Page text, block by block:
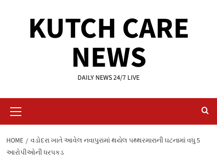
KUTCH CARE
NEWS
DAILY NEWS 24/7 LIVE
Menu
HOME
વડોદરા ખાતે આવેલ નવાપુરામાં થયેલ પથ્થરમારાની ઘટનામાં વધુ 5
આરોપીઓની ધરપકડ